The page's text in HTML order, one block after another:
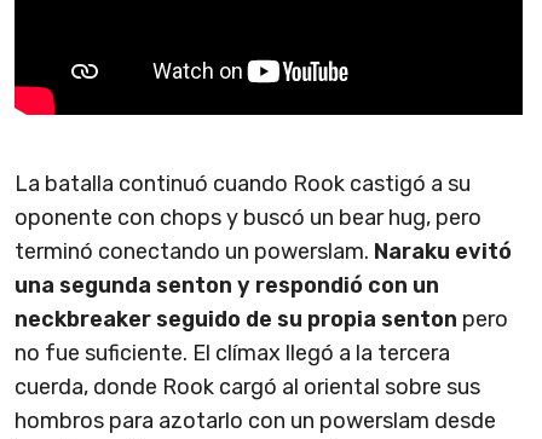
La batalla continuó cuando Rook castigó a su
oponente con chops y buscó un bear hug, pero
terminó conectando un powerslam. Naraku evitó
una segunda senton y respondió con un
neckbreaker seguido de su propia senton pero
no fue suficiente. El clímax llegó a la tercera
cuerda, donde Rook cargó al oriental sobre sus
hombros para azotarlo con un powerslam desde